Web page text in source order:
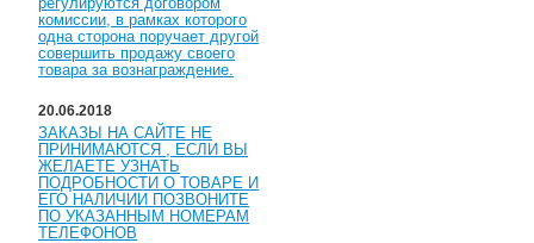
комиссии, в рамках которого
одна сторона поручает другой
совершить продажу своего
товара за вознаграждение.
20.06.2018
ЗАКАЗЫ НА САЙТЕ НЕ
ПРИНИМАЮТСЯ , ЕСЛИ ВЫ
ЖЕЛАЕТЕ УЗНАТЬ
ПОДРОБНОСТИ О ТОВАРЕ И
ЕГО НАЛИЧИИ ПОЗВОНИТЕ
ПО УКАЗАННЫМ НОМЕРАМ
ТЕЛЕФОНОВ